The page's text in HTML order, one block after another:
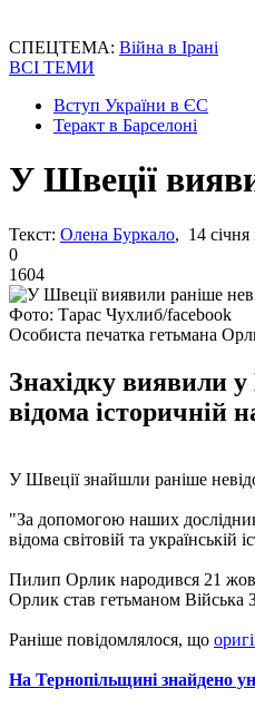
СПЕЦТЕМА: Війна в Ірані
ВСІ ТЕМИ
Вступ України в ЄС
Теракт в Барселоні
У Швеції
Текст: Олена Буркало, 14
0
1604
Фото: Тарас Чухлиб/facebook
Особиста печатка гетьмана
Знахідку виявили
відома історичній
У Швеції знайшли раніше
"За допомогою наших
відома світовій та українській
Пилип Орлик народився 21
Орлик став гетьманом Війська
Раніше повідомлялося, що
На Тернопільщині знайдено